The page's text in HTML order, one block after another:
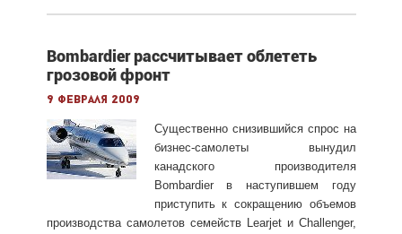
Bombardier рассчитывает облететь
грозовой фронт
9 февраля 2009
Существенно снизившийся спрос на
бизнес-самолеты вынудил
канадского производителя
Bombardier в наступившем году
приступить к сокращению объемов
производства самолетов семейств Learjet и Challenger,